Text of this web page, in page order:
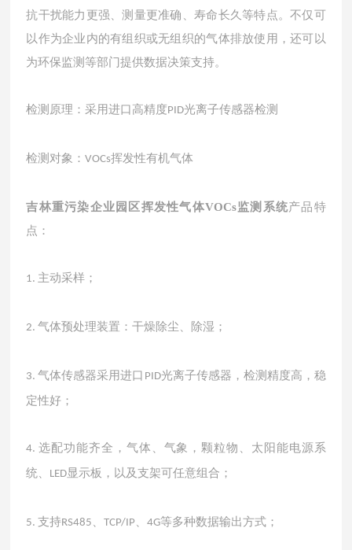
抗干扰能力更强、测量更准确、寿命长久等特点。不仅可
以作为企业内的有组织或无组织的气体排放使用，还可以
为环保监测等部门提供数据决策支持。
检测原理：采用进口高精度PID光离子传感器检测
检测对象：VOCs挥发性有机气体
吉林重污染企业园区挥发性气体VOCs监测系统产品特
点：
1.主动采样；
2.气体预处理装置：干燥除尘、除湿；
3.气体传感器采用进口 PID光离子传感器，检测精度高，稳
定性好；
4.选配功能齐全，气体、气象，颗粒物、太阳能电源系
统、 LED显示板，以及支架可任意组合；
5.支持RS485 、TCP/IP 、4G等多种数据输出方式；